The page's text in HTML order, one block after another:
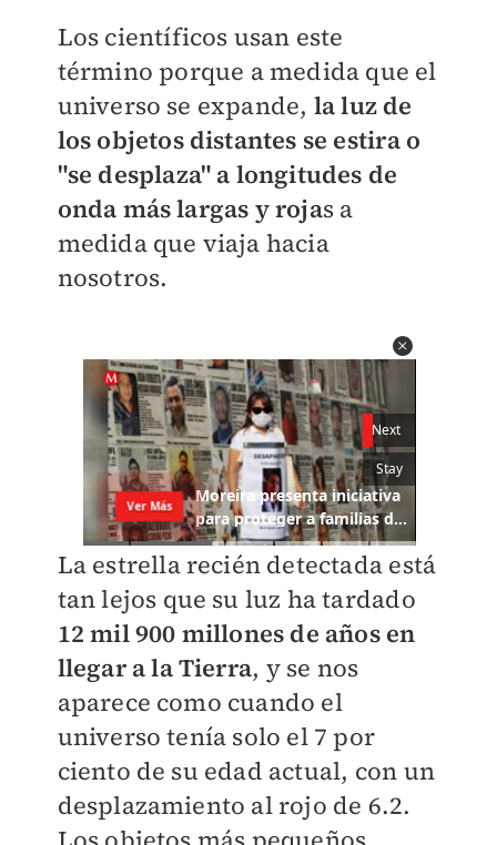
Los científicos usan este
término porque a medida que el
universo se expande, la luz de
los objetos distantes se estira o
"se desplaza" a longitudes de
onda más largas y rojas a
medida que viaja hacia
nosotros.
La estrella recién detectada está
tan lejos que su luz ha tardado
12 mil 900 millones de años en
llegar a la Tierra, y se nos
aparece como cuando el
universo tenía solo el 7 por
ciento de su edad actual, con un
desplazamiento al rojo de 6.2.